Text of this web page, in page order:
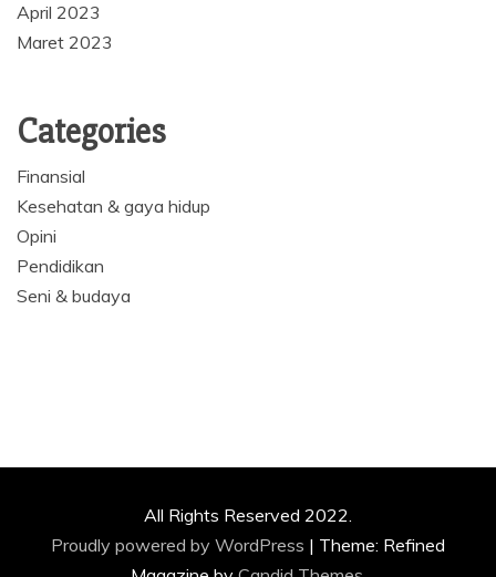
April 2023
Maret 2023
Categories
Finansial
Kesehatan & gaya hidup
Opini
Pendidikan
Seni & budaya
All Rights Reserved 2022.
Proudly powered by WordPress | Theme: Refined